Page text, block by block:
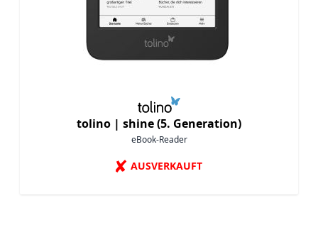
tolino | shine (5. Generation)
eBook-Reader
✘ AUSVERKAUFT